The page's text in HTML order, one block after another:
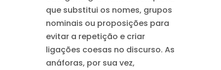
que substitui os nomes, grupos
nominais ou proposições para
evitar a repetição e criar
ligações coesas no discurso. As
anáforas, por sua vez,